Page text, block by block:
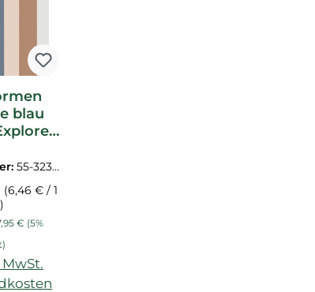
blau
55-3230
(6,46 € / 1
Preis:
€ (5%